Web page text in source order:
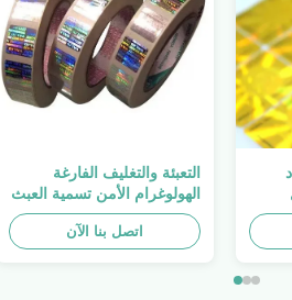
،
التعبئة والتغليف الفارغة
الهولوغرام الأمن تسمية العبث
واضح ملصق الهولوغرام شعار
الليزر
اتصل بنا الآن